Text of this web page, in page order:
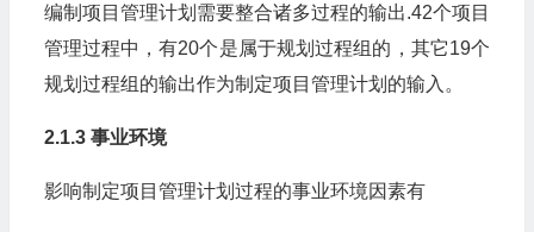
编制项目管理计划需要整合诸多过程的输出.42个项目
管理过程中，有20个是属于规划过程组的，其它19个
规划过程组的输出作为制定项目管理计划的输入。
2.1.3 事业环境
影响制定项目管理计划过程的事业环境因素有